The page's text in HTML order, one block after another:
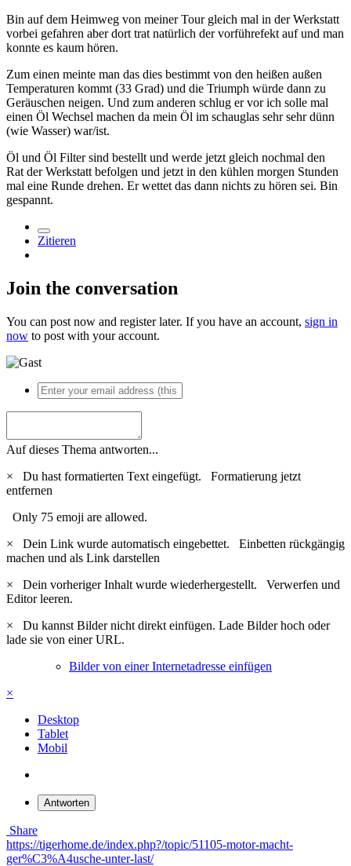
Bin auf dem Heimweg von meiner Tour gleich mal in der Werkstatt
vorbei gefahren aber dort trat natürlich der vorführefekt auf und man
konnte es kaum hören.
Zum einen meinte man das dies bestimmt von den heißen außen
Temperaturen kommt (33 Grad) und die Triumph würde dann zu
Geräuschen neigen. Und zum anderen schlug er vor ich solle mal
einen Öl Wechsel machen da mein Öl im schauglas sehr sehr dünn
(wie Wasser) war/ist.
Öl und Öl Filter sind bestellt und werde jetzt gleich nochmal den
Rat der Werkstatt befolgen und jetzt in den kühlen morgen Stunden
mal eine Runde drehen. Er wettet das dann nichts zu hören sei. Bin
gespannt.
Zitieren
Join the conversation
You can post now and register later. If you have an account, sign in
now to post with your account.
Auf dieses Thema antworten...
×
Du hast formatierten Text eingefügt. Formatierung jetzt
entfernen
Only 75 emoji are allowed.
×
Dein Link wurde automatisch eingebettet. Einbetten rückgängig
machen und als Link darstellen
×
Dein vorheriger Inhalt wurde wiederhergestellt. Verwerfen und
Editor leeren.
×
Du kannst Bilder nicht direkt einfügen. Lade Bilder hoch oder
lade sie von einer URL.
Bilder von einer Internetadresse einfügen
×
Desktop
Tablet
Mobil
Antworten
Share
https://tigerhome.de/index.php?/topic/51105-motor-macht-
ger%C3%A4usche-unter-last/